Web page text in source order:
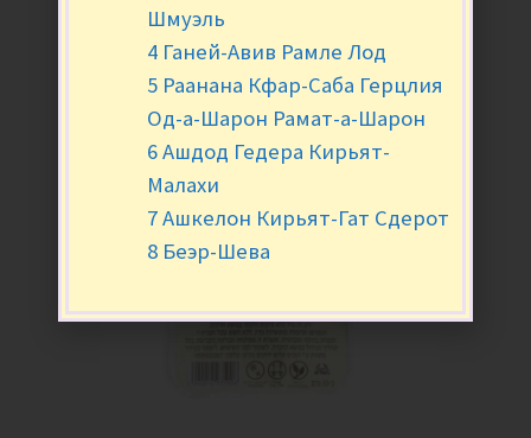
Шмуэль
4 Ганей-Авив Рамле Лод
5 Раанана Кфар-Саба Герцлия
Од-а-Шарон Рамат-а-Шарон
6 Ашдод Гедера Кирьят-
Малахи
7 Ашкелон Кирьят-Гат Сдерот
8 Беэр-Шева